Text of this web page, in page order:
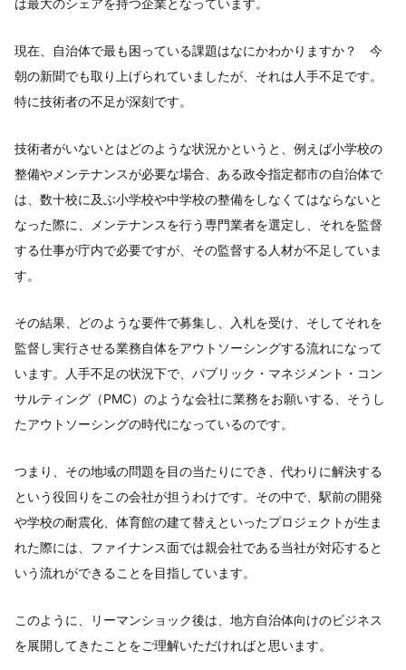
は最大のシェアを持つ企業となっています。
現在、自治体で最も困っている課題はなにかわかりますか？ 今
朝の新聞でも取り上げられていましたが、それは人手不足です。
特に技術者の不足が深刻です。
技術者がいないとはどのような状況かというと、例えば小学校の
整備やメンテナンスが必要な場合、ある政令指定都市の自治体で
は、数十校に及ぶ小学校や中学校の整備をしなくてはならないと
なった際に、メンテナンスを行う専門業者を選定し、それを監督
する仕事が庁内で必要ですが、その監督する人材が不足していま
す。
その結果、どのような要件で募集し、入札を受け、そしてそれを
監督し実行させる業務自体をアウトソーシングする流れになって
います。人手不足の状況下で、パブリック・マネジメント・コン
サルティング（PMC）のような会社に業務をお願いする、そうし
たアウトソーシングの時代になっているのです。
つまり、その地域の問題を目の当たりにでき、代わりに解決する
という役回りをこの会社が担うわけです。その中で、駅前の開発
や学校の耐震化、体育館の建て替えといったプロジェクトが生ま
れた際には、ファイナンス面では親会社である当社が対応すると
いう流れができることを目指しています。
このように、リーマンショック後は、地方自治体向けのビジネス
を展開してきたことをご理解いただければと思います。